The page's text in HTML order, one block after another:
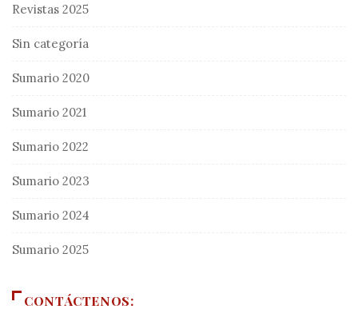
Revistas 2025
Sin categoría
Sumario 2020
Sumario 2021
Sumario 2022
Sumario 2023
Sumario 2024
Sumario 2025
CONTÁCTENOS: